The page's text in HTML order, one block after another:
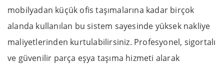
mobilyadan küçük ofis taşımalarına kadar birçok
alanda kullanılan bu sistem sayesinde yüksek nakliye
maliyetlerinden kurtulabilirsiniz. Profesyonel, sigortalı
ve güvenilir parça eşya taşıma hizmeti alarak